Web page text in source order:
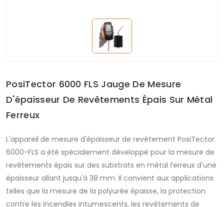
PosiTector 6000 FLS Jauge De Mesure
D'épaisseur De Revêtements Épais Sur Métal
Ferreux
L'appareil de mesure d'épaisseur de revêtement PosiTector
6000-FLS a été spécialement développé pour la mesure de
revêtements épais sur des substrats en métal ferreux d'une
épaisseur allant jusqu'à 38 mm. Il convient aux applications
telles que la mesure de la polyurée épaisse, la protection
contre les incendies intumescents, les revêtements de